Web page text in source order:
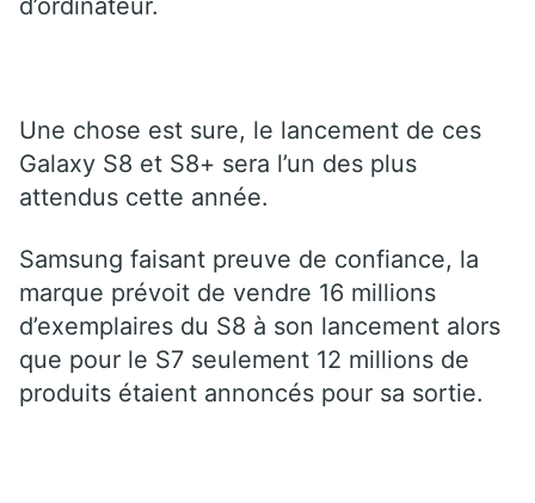
Une chose est sure, le lancement de ces
Galaxy S8 et S8+ sera l’un des plus
attendus cette année.
Samsung faisant preuve de confiance, la
marque prévoit de vendre 16 millions
d’exemplaires du S8 à son lancement alors
que pour le S7 seulement 12 millions de
produits étaient annoncés pour sa sortie.